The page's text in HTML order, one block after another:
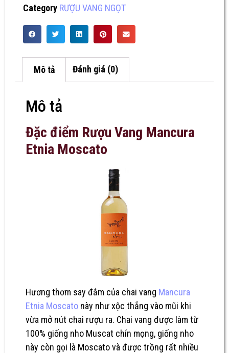
Category RƯỢU VANG NGỌT
Mô tả Đánh giá (0)
Mô tả
Đặc điểm Rượu Vang Mancura
Etnia Moscato
Hương thơm say đắm của chai vang Mancura
Etnia Moscato này như xộc thẳng vào mũi khi
vừa mở nút chai rượu ra. Chai vang được làm từ
100% giống nho Muscat chín mọng, giống nho
này còn gọi là Moscato và được trồng rất nhiều